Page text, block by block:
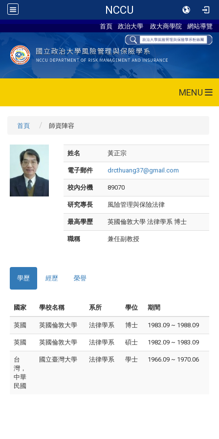
NCCU
首頁 政治大學 政大商學院 網站導覽
MENU
首頁 師資陣容
姓名 黃正宗
電子郵件 drcthuang37@gmail.com
校內分機 89070
研究專長 風險管理與保險法律
最高學歷 英國倫敦大學 法律學系 博士
職稱 兼任副教授
學歷 經歷 榮譽
國家 學校名稱 系所 學位 期間
英國 英國倫敦大學 法律學系 博士 1983.09 ~ 1988.09
英國 英國倫敦大學 法律學系 碩士 1982.09 ~ 1983.09
台
灣，
中華
民國
國立臺灣大學 法律學系 學士 1966.09 ~ 1970.06